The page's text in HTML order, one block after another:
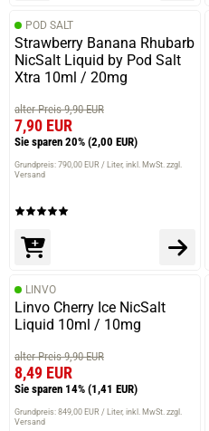
POD SALT
Strawberry Banana Rhubarb
NicSalt Liquid by Pod Salt
Xtra 10ml / 20mg
alter Preis 9,90 EUR
7,90 EUR
Sie sparen 20% (2,00 EUR)
Grundpreis: 790,00 EUR / Liter inkl. MwSt. zzgl.
Versand
LINVO
Linvo Cherry Ice NicSalt
Liquid 10ml / 10mg
alter Preis 9,90 EUR
8,49 EUR
Sie sparen 14% (1,41 EUR)
Grundpreis: 849,00 EUR / Liter inkl. MwSt. zzgl.
Versand